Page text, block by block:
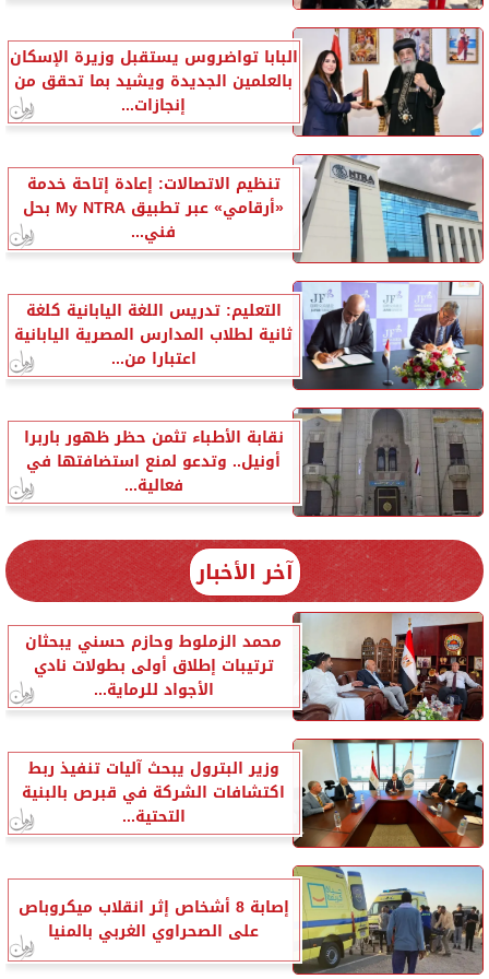
البابا تواضروس يستقبل وزيرة الإسكان
بالعلمين الجديدة ويشيد بما تحقق من
إنجازات...
تنظيم الاتصالات: إعادة إتاحة خدمة
«أرقامي» عبر تطبيق My NTRA بحل
فني...
التعليم: تدريس اللغة اليابانية كلغة
ثانية لطلاب المدارس المصرية اليابانية
اعتبارا من...
نقابة الأطباء تثمن حظر ظهور باربرا
أونيل.. وتدعو لمنع استضافتها في
فعالية...
آخر الأخبار
محمد الزملوط وحازم حسني يبحثان
ترتيبات إطلاق أولى بطولات نادي
الأجواد للرماية...
وزير البترول يبحث آليات تنفيذ ربط
اكتشافات الشركة في قبرص بالبنية
التحتية...
إصابة 8 أشخاص إثر انقلاب ميكروباص
على الصحراوي الغربي بالمنيا